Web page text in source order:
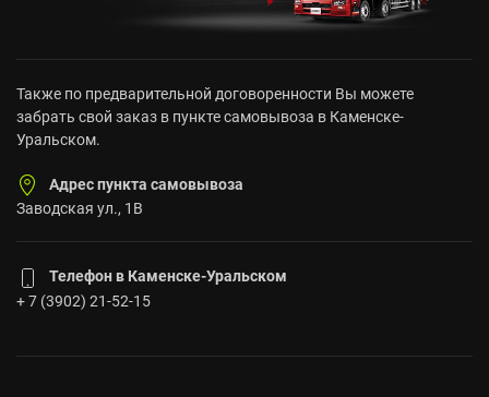
Также по предварительной договоренности Вы можете
забрать свой заказ в пункте самовывоза в Каменске-
Уральском.
Адрес пункта самовывоза
Заводская ул., 1В
Телефон в Каменске-Уральском
+ 7 (3902) 21-52-15